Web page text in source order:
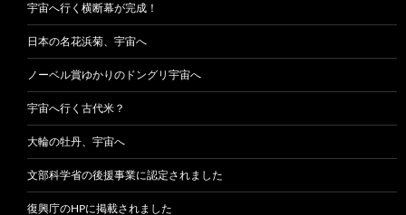
宇宙へ行く横断幕が完成！
日本の名花浜菊、宇宙へ
ノーベル賞ゆかりのドングリ宇宙へ
宇宙へ行く古代米？
大輪の牡丹、宇宙へ
文部科学省の後援事業に認定されました
復興庁のHPに掲載されました